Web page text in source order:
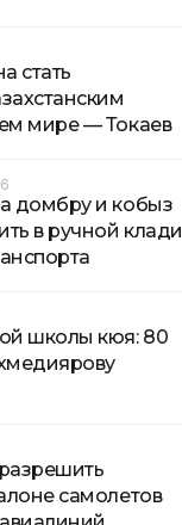
стать
мире — Токаев
домбру и кобыз
в ручной клади
школы кюя: 80
самолетов